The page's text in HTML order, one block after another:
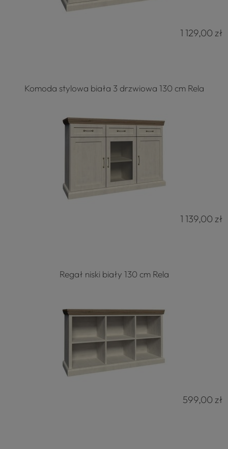
1 129,00 zł
Komoda stylowa biała 3 drzwiowa 130 cm Rela
1 139,00 zł
Regał niski biały 130 cm Rela
599,00 zł